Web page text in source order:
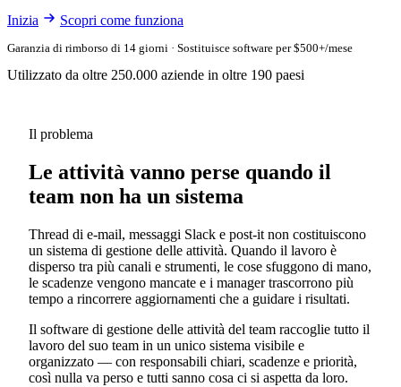
Inizia Scopri come funziona
Garanzia di rimborso di 14 giorni · Sostituisce software per $500+/mese
Utilizzato da oltre 250.000 aziende in oltre 190 paesi
Il problema
Le attività vanno perse quando il
team non ha un sistema
Thread di e-mail, messaggi Slack e post-it non costituiscono
un sistema di gestione delle attività. Quando il lavoro è
disperso tra più canali e strumenti, le cose sfuggono di mano,
le scadenze vengono mancate e i manager trascorrono più
tempo a rincorrere aggiornamenti che a guidare i risultati.
Il software di gestione delle attività del team raccoglie tutto il
lavoro del suo team in un unico sistema visibile e
organizzato — con responsabili chiari, scadenze e priorità,
così nulla va perso e tutti sanno cosa ci si aspetta da loro.